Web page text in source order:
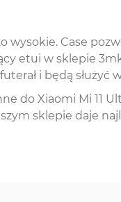
Case
etui w sklepie
i będą służyć
do Xiaomi Mi 11
sklepie daje